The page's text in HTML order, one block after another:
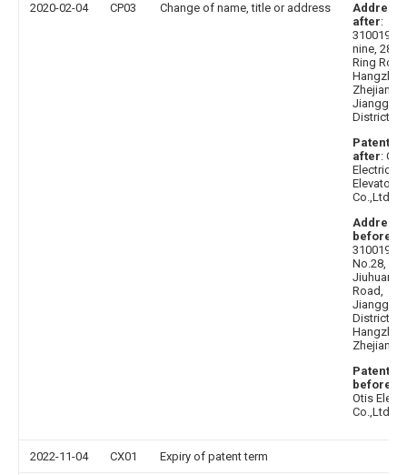
2020-02-04 CP03 Change of name, title or address
Address
after:
310019
nine, 28
Ring
Zhejiang,
Jianggan
District
Patentee
after: Otis
Electrical
Elevator
Co.,Ltd.
Address
before
310019
No.28,
Jiuhuan
Road,
Jianggan
District,
Zhejiang
Patentee
before
Otis
Co.,Ltd.
2022-11-04 CX01 Expiry of patent term